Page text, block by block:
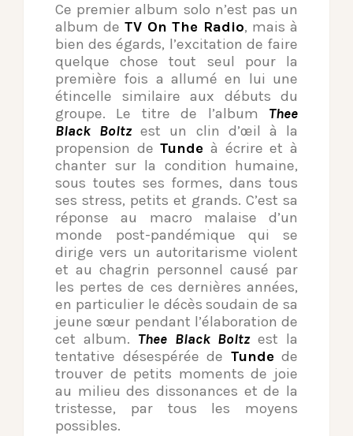
Ce premier album solo n’est pas un
album de TV On The Radio, mais à
bien des égards, l’excitation de faire
quelque chose tout seul pour la
première fois a allumé en lui une
étincelle similaire aux débuts du
groupe. Le titre de l’album Thee
Black Boltzest un clin d’œil à la
propension deTunde à écrire et à
chanter sur la condition humaine,
sous toutes ses formes, dans tous
ses stress, petits et grands. C’est sa
réponse au macro malaise d’un
monde post-pandémique qui se
dirige vers un autoritarisme violent
et au chagrin personnel causé par
les pertes de ces dernières années,
en particulier le décès soudain de sa
jeune sœur pendant l’élaboration de
cet album. Thee Black Boltz est la
tentative désespérée de Tundede
trouver de petits moments de joie
au milieu des dissonances et de la
tristesse, par tous les moyens
possibles.